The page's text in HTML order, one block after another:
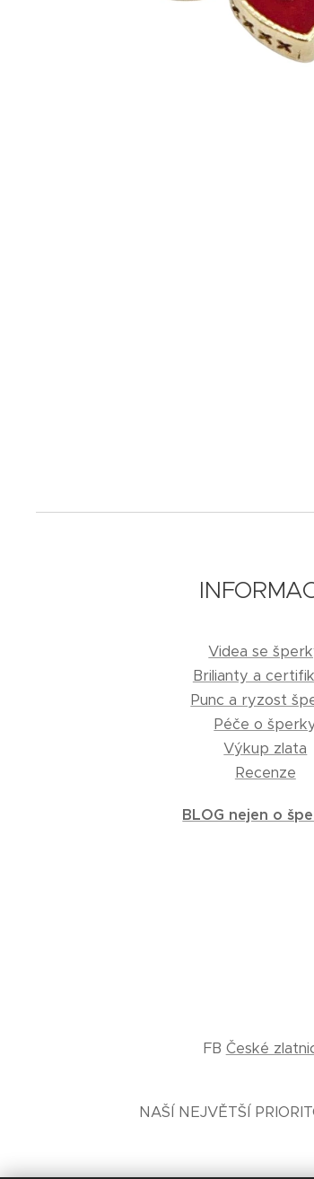
Videa se
Brilianty a
Punc a ryzost
Péče o
Výkup zlata
Recenze
BLOG nejen o
FB České
NAŠÍ NEJVĚTŠÍ